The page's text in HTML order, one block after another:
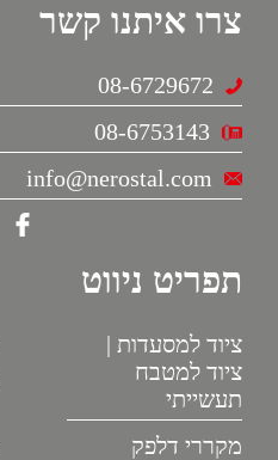
צרו איתנו קשר
08-6729672
08-6753143
info@nerostal.com
תפריט ניווט
ציוד למסעדות |
ציוד למטבח
תעשייתי
מקררי דלפק